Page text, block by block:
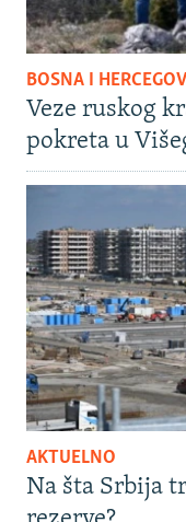
BOSNA I
Veze ruskog
pokreta u
AKTUELNO
Na šta Srbija